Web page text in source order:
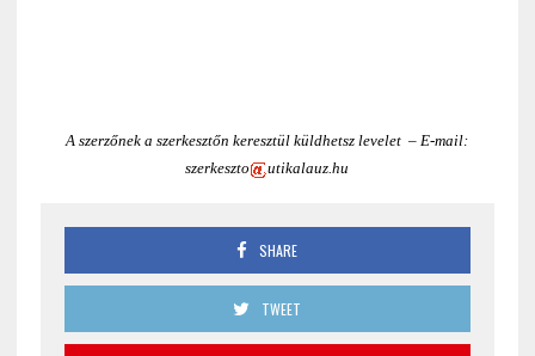
A szerzőnek a szerkesztőn keresztül küldhetsz levelet – E-mail:
szerkeszto
utikalauz.hu
SHARE
TWEET